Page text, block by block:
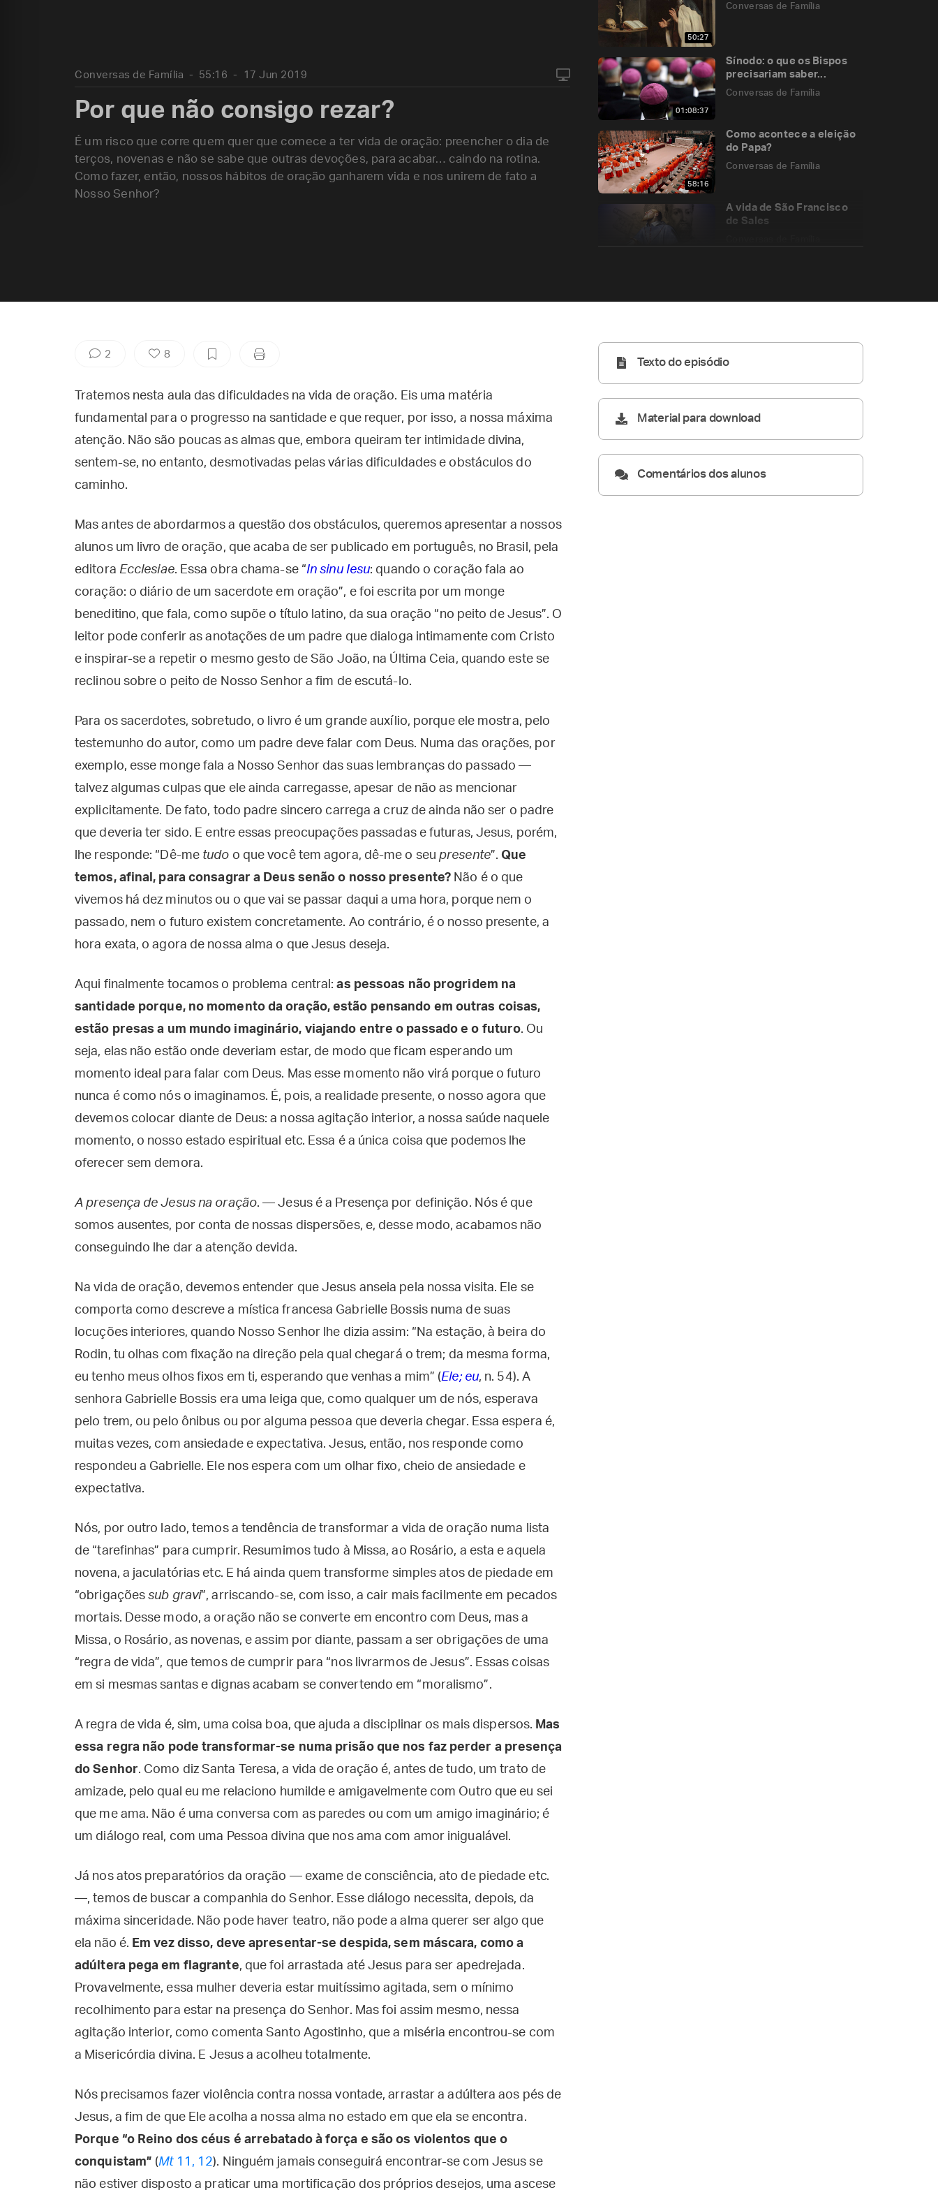
50:27
Conversas de Família
01:08:37
Sínodo: o que os Bispos
precisariam saber...
Conversas de Família
58:16
Como acontece a eleição
do Papa?
Conversas de Família
A vida de São Francisco
de Sales
Conversas de Família
Conversas de Família 55:16 17 Jun 2019
Por que não consigo rezar?
É um risco que corre quem quer que comece a ter vida de oração: preencher o dia de
terços, novenas e não se sabe que outras devoções, para acabar… caindo na rotina.
Como fazer, então, nossos hábitos de oração ganharem vida e nos unirem de fato a
Nosso Senhor?
2 8
Tratemos nesta aula das dificuldades na vida de oração. Eis uma matéria
fundamental para o progresso na santidade e que requer, por isso, a nossa máxima
atenção. Não são poucas as almas que, embora queiram ter intimidade divina,
sentem-se, no entanto, desmotivadas pelas várias dificuldades e obstáculos do
caminho.
Mas antes de abordarmos a questão dos obstáculos, queremos apresentar a nossos
alunos um livro de oração, que acaba de ser publicado em português, no Brasil, pela
editora Ecclesiae. Essa obra chama-se “In sinu Iesu: quando o coração fala ao
coração: o diário de um sacerdote em oração”, e foi escrita por um monge
beneditino, que fala, como supõe o título latino, da sua oração “no peito de Jesus”. O
leitor pode conferir as anotações de um padre que dialoga intimamente com Cristo
e inspirar-se a repetir o mesmo gesto de São João, na Última Ceia, quando este se
reclinou sobre o peito de Nosso Senhor a fim de escutá-lo.
Para os sacerdotes, sobretudo, o livro é um grande auxílio, porque ele mostra, pelo
testemunho do autor, como um padre deve falar com Deus. Numa das orações, por
exemplo, esse monge fala a Nosso Senhor das suas lembranças do passado —
talvez algumas culpas que ele ainda carregasse, apesar de não as mencionar
explicitamente. De fato, todo padre sincero carrega a cruz de ainda não ser o padre
que deveria ter sido. E entre essas preocupações passadas e futuras, Jesus, porém,
lhe responde: “Dê-me tudo o que você tem agora, dê-me o seupresente”. Que
temos, afinal, para consagrar a Deus senão o nosso presente? Não é o que
vivemos há dez minutos ou o que vai se passar daqui a uma hora, porque nem o
passado, nem o futuro existem concretamente. Ao contrário, é o nosso presente, a
hora exata, o agora de nossa alma o que Jesus deseja.
Aqui finalmente tocamos o problema central:as pessoas não progridem na
santidade porque, no momento da oração, estão pensando em outras coisas,
estão presas a um mundo imaginário, viajando entre o passado e o futuro. Ou
seja, elas não estão onde deveriam estar, de modo que ficam esperando um
momento ideal para falar com Deus. Mas esse momento não virá porque o futuro
nunca é como nós o imaginamos. É, pois, a realidade presente, o nosso agora que
devemos colocar diante de Deus: a nossa agitação interior, a nossa saúde naquele
momento, o nosso estado espiritual etc. Essa é a única coisa que podemos lhe
oferecer sem demora.
A presença de Jesus na oração. — Jesus é a Presença por definição. Nós é que
somos ausentes, por conta de nossas dispersões, e, desse modo, acabamos não
conseguindo lhe dar a atenção devida.
Na vida de oração, devemos entender que Jesus anseia pela nossa visita. Ele se
comporta como descreve a mística francesa Gabrielle Bossis numa de suas
locuções interiores, quando Nosso Senhor lhe dizia assim: “Na estação, à beira do
Rodin, tu olhas com fixação na direção pela qual chegará o trem; da mesma forma,
eu tenho meus olhos fixos em ti, esperando que venhas a mim” (Ele; eu, n. 54). A
senhora Gabrielle Bossis era uma leiga que, como qualquer um de nós, esperava
pelo trem, ou pelo ônibus ou por alguma pessoa que deveria chegar. Essa espera é,
muitas vezes, com ansiedade e expectativa. Jesus, então, nos responde como
respondeu a Gabrielle. Ele nos espera com um olhar fixo, cheio de ansiedade e
expectativa.
Nós, por outro lado, temos a tendência de transformar a vida de oração numa lista
de “tarefinhas” para cumprir. Resumimos tudo à Missa, ao Rosário, a esta e aquela
novena, a jaculatórias etc. E há ainda quem transforme simples atos de piedade em
“obrigaçõessub gravi”, arriscando-se, com isso, a cair mais facilmente em pecados
mortais. Desse modo, a oração não se converte em encontro com Deus, mas a
Missa, o Rosário, as novenas, e assim por diante, passam a ser obrigações de uma
“regra de vida”, que temos de cumprir para “nos livrarmos de Jesus”. Essas coisas
em si mesmas santas e dignas acabam se convertendo em “moralismo”.
A regra de vida é, sim, uma coisa boa, que ajuda a disciplinar os mais dispersos. Mas
essa regra não pode transformar-se numa prisão que nos faz perder a presença
do Senhor. Como diz Santa Teresa, a vida de oração é, antes de tudo, um trato de
amizade, pelo qual eu me relaciono humilde e amigavelmente com Outro que eu sei
que me ama. Não é uma conversa com as paredes ou com um amigo imaginário; é
um diálogo real, com uma Pessoa divina que nos ama com amor inigualável.
Já nos atos preparatórios da oração — exame de consciência, ato de piedade etc.
—, temos de buscar a companhia do Senhor. Esse diálogo necessita, depois, da
máxima sinceridade. Não pode haver teatro, não pode a alma querer ser algo que
ela não é. Em vez disso, deve apresentar-se despida, sem máscara, como a
adúltera pega em flagrante, que foi arrastada até Jesus para ser apedrejada.
Provavelmente, essa mulher deveria estar muitíssimo agitada, sem o mínimo
recolhimento para estar na presença do Senhor. Mas foi assim mesmo, nessa
agitação interior, como comenta Santo Agostinho, que a miséria encontrou-se com
a Misericórdia divina. E Jesus a acolheu totalmente.
Nós precisamos fazer violência contra nossa vontade, arrastar a adúltera aos pés de
Jesus, a fim de que Ele acolha a nossa alma no estado em que ela se encontra.
Porque “o Reino dos céus é arrebatado à força e são os violentos que o
conquistam” (Mt11, 12). Ninguém jamais conseguirá encontrar-se com Jesus se
não estiver disposto a praticar uma mortificação dos próprios desejos, uma ascese
Texto do episódio
Material para download
Comentários dos alunos